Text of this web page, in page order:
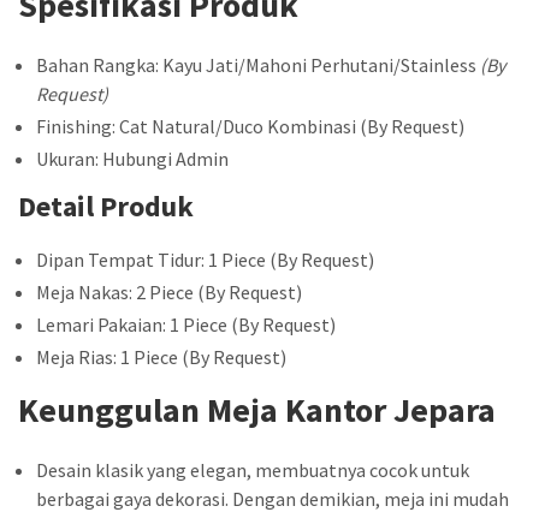
Bahan Rangka: Kayu Jati/Mahoni Perhutani/Stainless (By
Request)
Finishing: Cat Natural/Duco Kombinasi (By Request)
Ukuran: Hubungi Admin
Detail Produk
Dipan Tempat Tidur: 1 Piece (By Request)
Meja Nakas: 2 Piece (By Request)
Lemari Pakaian: 1 Piece (By Request)
Meja Rias: 1 Piece (By Request)
Keunggulan Meja Kantor Jepara
Desain klasik yang elegan, membuatnya cocok untuk
berbagai gaya dekorasi. Dengan demikian, meja ini mudah